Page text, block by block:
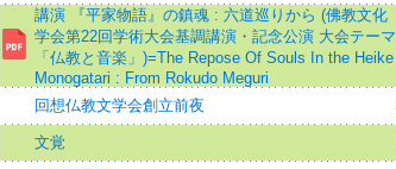
講演 『平家物語』の鎮魂 : 六道巡りから (佛教文化
学会第22回学術大会基調講演・記念公演 大会テーマ
「仏教と音楽」)=The Repose Of Souls In the Heike
Monogatari : From Rokudo Meguri
回想仏教文学会創立前夜
文覚